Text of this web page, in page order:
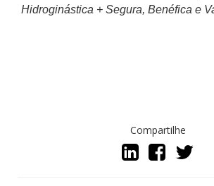
Hidroginástica + Segura, Benéfica e
Compartilhe